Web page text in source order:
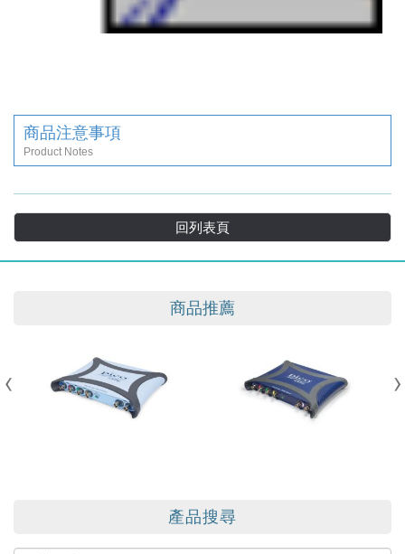
商品注意事項
Product Notes
回列表頁
商品推薦
產品搜尋